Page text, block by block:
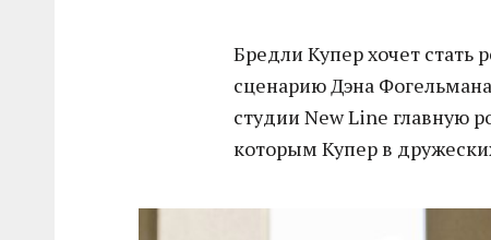
Бредли Купер хочет стать
сценарию Дэна
студии New Line главную
которым Купер в